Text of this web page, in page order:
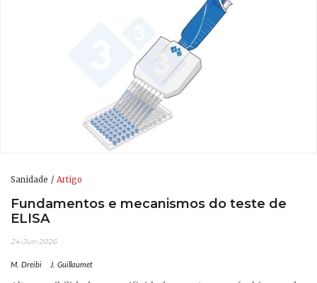
Sanidade Artigo
Fundamentos e mecanismos do teste de
ELISA
24-Jun-2026
M. Dreibi J. Guillaumet